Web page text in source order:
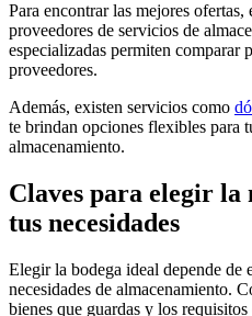
Para encontrar las mejores
proveedores de servicios de
especializadas permiten comparar
proveedores.
Además, existen servicios como
te brindan opciones flexibles para
almacenamiento.
Claves para elegir la
tus necesidades
Elegir la bodega ideal depende de
necesidades de almacenamiento.
bienes que guardas y los